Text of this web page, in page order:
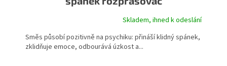
Průměrné hodnocení produktu je 5,0 z 5 hvězdiček.
Skladem, ihned k odeslání
Směs působí pozitivně na psychiku: přináší klidný spánek,
zklidňuje emoce, odbourává úzkost a...